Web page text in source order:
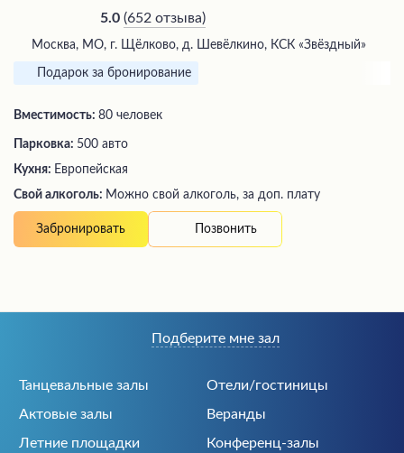
5.0 (652 отзыва)
Москва, МО, г. Щёлково, д. Шевёлкино, КСК «Звёздный»
Подарок за бронирование
Вместимость: 80 человек
Парковка: 500 авто
Кухня: Европейская
Свой алкоголь: Можно свой алкоголь, за доп. плату
Забронировать Позвонить
Танцевальные залы
Отели/гостиницы
Актовые залы
Веранды
Летние площадки
Конференц-залы
Подберите мне зал